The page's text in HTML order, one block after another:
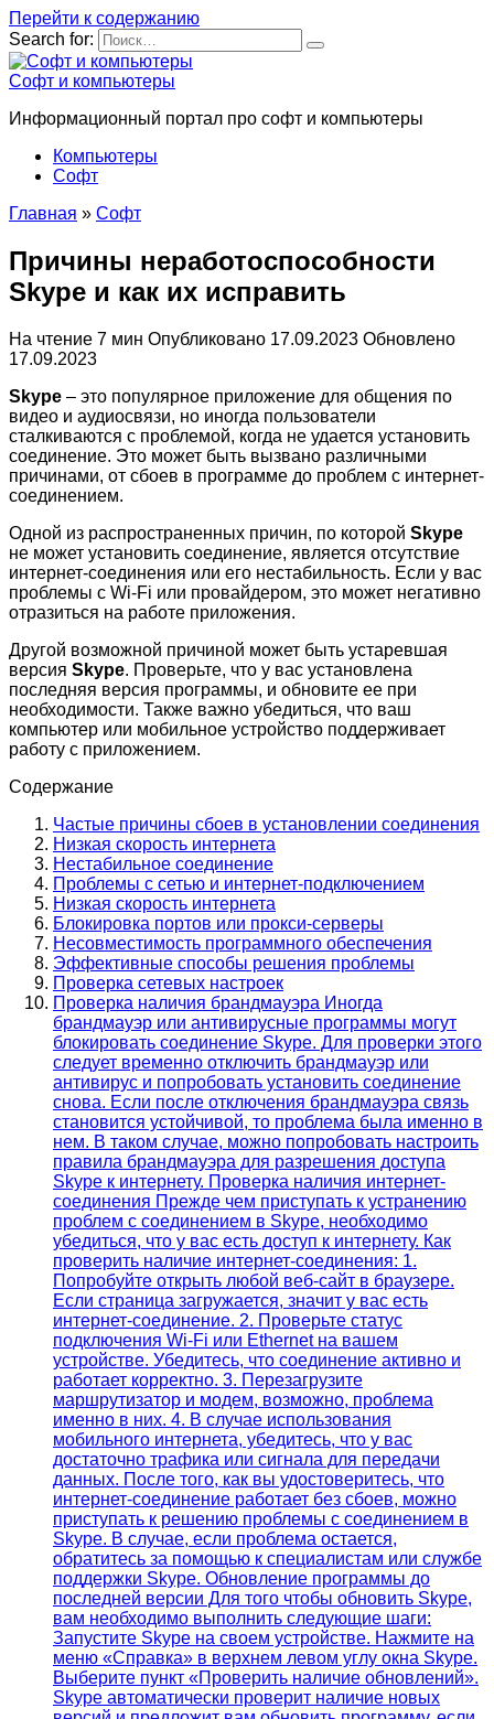
Перейти к содержанию
Search for:
Софт и компьютеры
Информационный портал про софт и компьютеры
Компьютеры
Софт
Главная » Софт
Причины неработоспособности
Skype и как их исправить
На чтение 7 мин Опубликовано 17.09.2023 Обновлено
17.09.2023
Skype – это популярное приложение для общения по
видео и аудиосвязи, но иногда пользователи
сталкиваются с проблемой, когда не удается установить
соединение. Это может быть вызвано различными
причинами, от сбоев в программе до проблем с интернет-
соединением.
Одной из распространенных причин, по которой Skype
не может установить соединение, является отсутствие
интернет-соединения или его нестабильность. Если у вас
проблемы с Wi-Fi или провайдером, это может негативно
отразиться на работе приложения.
Другой возможной причиной может быть устаревшая
версия Skype. Проверьте, что у вас установлена
последняя версия программы, и обновите ее при
необходимости. Также важно убедиться, что ваш
компьютер или мобильное устройство поддерживает
работу с приложением.
Содержание
Частые причины сбоев в установлении соединения
Низкая скорость интернета
Нестабильное соединение
Проблемы с сетью и интернет-подключением
Низкая скорость интернета
Блокировка портов или прокси-серверы
Несовместимость программного обеспечения
Эффективные способы решения проблемы
Проверка сетевых настроек
Проверка наличия брандмауэра Иногда
брандмауэр или антивирусные программы могут
блокировать соединение Skype. Для проверки этого
следует временно отключить брандмауэр или
антивирус и попробовать установить соединение
снова. Если после отключения брандмауэра связь
становится устойчивой, то проблема была именно в
нем. В таком случае, можно попробовать настроить
правила брандмауэра для разрешения доступа
Skype к интернету. Проверка наличия интернет-
соединения Прежде чем приступать к устранению
проблем с соединением в Skype, необходимо
убедиться, что у вас есть доступ к интернету. Как
проверить наличие интернет-соединения: 1.
Попробуйте открыть любой веб-сайт в браузере.
Если страница загружается, значит у вас есть
интернет-соединение. 2. Проверьте статус
подключения Wi-Fi или Ethernet на вашем
устройстве. Убедитесь, что соединение активно и
работает корректно. 3. Перезагрузите
маршрутизатор и модем, возможно, проблема
именно в них. 4. В случае использования
мобильного интернета, убедитесь, что у вас
достаточно трафика или сигнала для передачи
данных. После того, как вы удостоверитесь, что
интернет-соединение работает без сбоев, можно
приступать к решению проблемы с соединением в
Skype. В случае, если проблема остается,
обратитесь за помощью к специалистам или службе
поддержки Skype. Обновление программы до
последней версии Для того чтобы обновить Skype,
вам необходимо выполнить следующие шаги:
Запустите Skype на своем устройстве. Нажмите на
меню «Справка» в верхнем левом углу окна Skype.
Выберите пункт «Проверить наличие обновлений».
Skype автоматически проверит наличие новых